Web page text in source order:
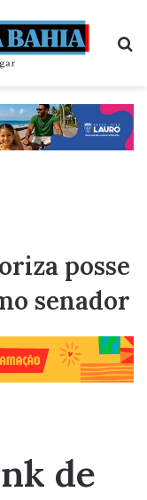
posse
senador
de